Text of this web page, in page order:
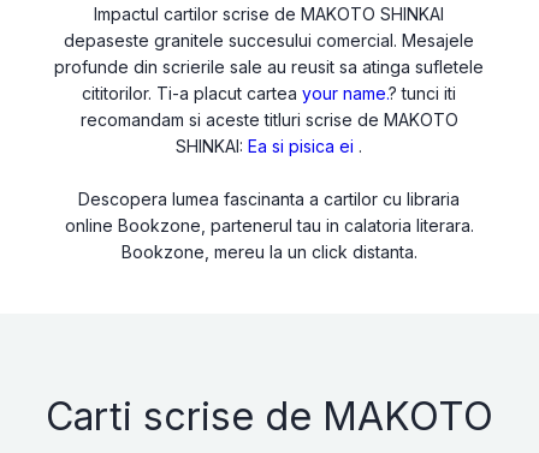
Impactul cartilor scrise de MAKOTO SHINKAI
depaseste granitele succesului comercial. Mesajele
profunde din scrierile sale au reusit sa atinga sufletele
cititorilor. Ti-a placut carteayour name.? tunci iti
recomandam si aceste titluri scrise de MAKOTO
SHINKAI:Ea si pisica ei .
Descopera lumea fascinanta a cartilor cu libraria
online Bookzone, partenerul tau in calatoria literara.
Bookzone, mereu la un click distanta.
Carti scrise de MAKOTO